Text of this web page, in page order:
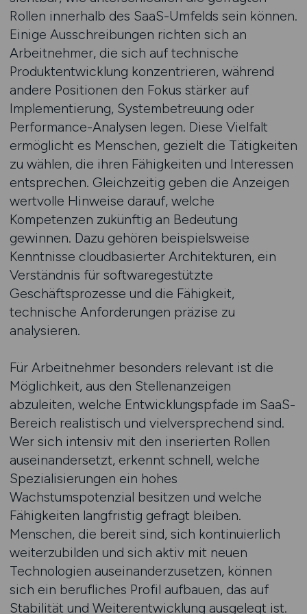
Rollen innerhalb des SaaS-Umfelds sein können.
Einige Ausschreibungen richten sich an
Arbeitnehmer, die sich auf technische
Produktentwicklung konzentrieren, während
andere Positionen den Fokus stärker auf
Implementierung, Systembetreuung oder
Performance-Analysen legen. Diese Vielfalt
ermöglicht es Menschen, gezielt die Tätigkeiten
zu wählen, die ihren Fähigkeiten und Interessen
entsprechen. Gleichzeitig geben die Anzeigen
wertvolle Hinweise darauf, welche
Kompetenzen zukünftig an Bedeutung
gewinnen. Dazu gehören beispielsweise
Kenntnisse cloudbasierter Architekturen, ein
Verständnis für softwaregestützte
Geschäftsprozesse und die Fähigkeit,
technische Anforderungen präzise zu
analysieren.
Für Arbeitnehmer besonders relevant ist die
Möglichkeit, aus den Stellenanzeigen
abzuleiten, welche Entwicklungspfade im SaaS-
Bereich realistisch und vielversprechend sind.
Wer sich intensiv mit den inserierten Rollen
auseinandersetzt, erkennt schnell, welche
Spezialisierungen ein hohes
Wachstumspotenzial besitzen und welche
Fähigkeiten langfristig gefragt bleiben.
Menschen, die bereit sind, sich kontinuierlich
weiterzubilden und sich aktiv mit neuen
Technologien auseinanderzusetzen, können
sich ein berufliches Profil aufbauen, das auf
Stabilität und Weiterentwicklung ausgelegt ist.